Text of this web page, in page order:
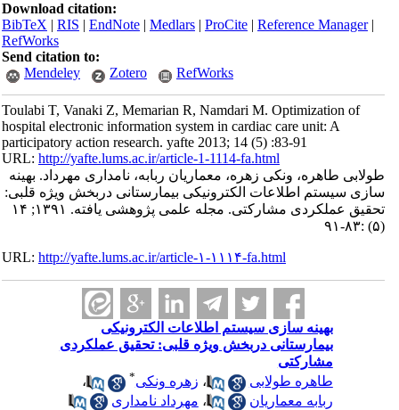
Download citation:
BibTeX|RIS|EndNote|Medlars|ProCite|Reference Manager
RefWorks
Send citation to:
Mendeley
Zotero RefWorks
Toulabi T, Vanaki Z, Memarian R, Namdari M. Optimization of
hospital electronic information system in cardiac care unit: A
participatory action research. yafte 2013; 14 (5) :83-91
URL:http://yafte.lums.ac.ir/article-1-1114-fa.html
طولابی طاهره، ونکی زهره، معماریان ربابه، نامداری مهرداد. بهینه
سازی سیستم اطلاعات الکترونیکی بیمارستانی دربخش ویژه قلبی:
تحقیق عملکردی مشارکتی. مجله علمی پژوهشی یافته. ۱۳۹۱; ۱۴
URL:http://yafte.lums.ac.ir/article-۱-۱۱۱۴-fa.html
بهینه سازی سیستم اطلاعات الکترونیکی
بیمارستانی دربخش ویژه قلبی: تحقیق عملکردی
مشارکتی
طاهره طولابی
،زهره ونکی
،
ربابه معماریان
،مهرداد نامداری